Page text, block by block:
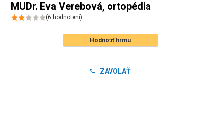
MUDr. Eva Verebová, ortopédia
(6 hodnotení)
Hodnotiť firmu
ZAVOLAŤ